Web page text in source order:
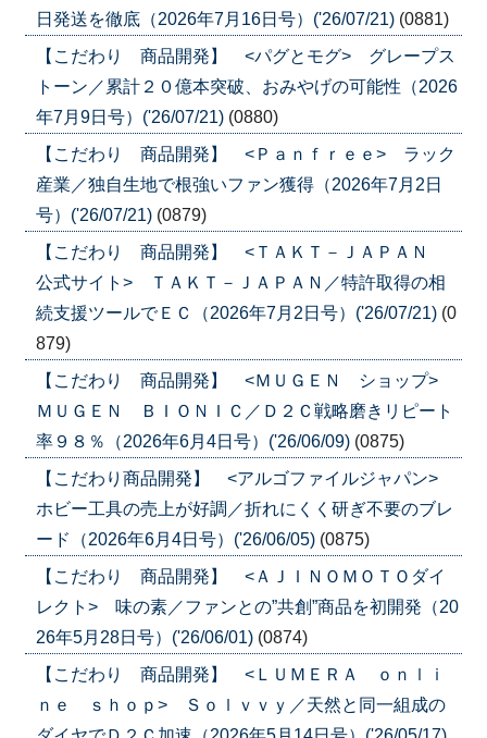
日発送を徹底（2026年7月16日号）('26/07/21) (0881)
【こだわり 商品開発】 <パグとモグ> グレープス
トーン／累計２０億本突破、おみやげの可能性（2026
年7月9日号）('26/07/21) (0880)
【こだわり 商品開発】 <Ｐａｎｆｒｅｅ> ラック
産業／独自生地で根強いファン獲得（2026年7月2日
号）('26/07/21) (0879)
【こだわり 商品開発】 <ＴＡＫＴ－ＪＡＰＡＮ
公式サイト> ＴＡＫＴ－ＪＡＰＡＮ／特許取得の相
続支援ツールでＥＣ（2026年7月2日号）('26/07/21) (0
879)
【こだわり 商品開発】 <ＭＵＧＥＮ ショップ>
ＭＵＧＥＮ ＢＩＯＮＩＣ／Ｄ２Ｃ戦略磨きリピート
率９８％（2026年6月4日号）('26/06/09) (0875)
【こだわり商品開発】 <アルゴファイルジャパン>
ホビー工具の売上が好調／折れにくく研ぎ不要のブレ
ード（2026年6月4日号）('26/06/05) (0875)
【こだわり 商品開発】 <ＡＪＩＮＯＭＯＴＯダイ
レクト> 味の素／ファンとの”共創”商品を初開発（20
26年5月28日号）('26/06/01) (0874)
【こだわり 商品開発】 <ＬＵＭＥＲＡ ｏｎｌｉ
ｎｅ ｓｈｏｐ> Ｓｏｌｖｖｙ／天然と同一組成の